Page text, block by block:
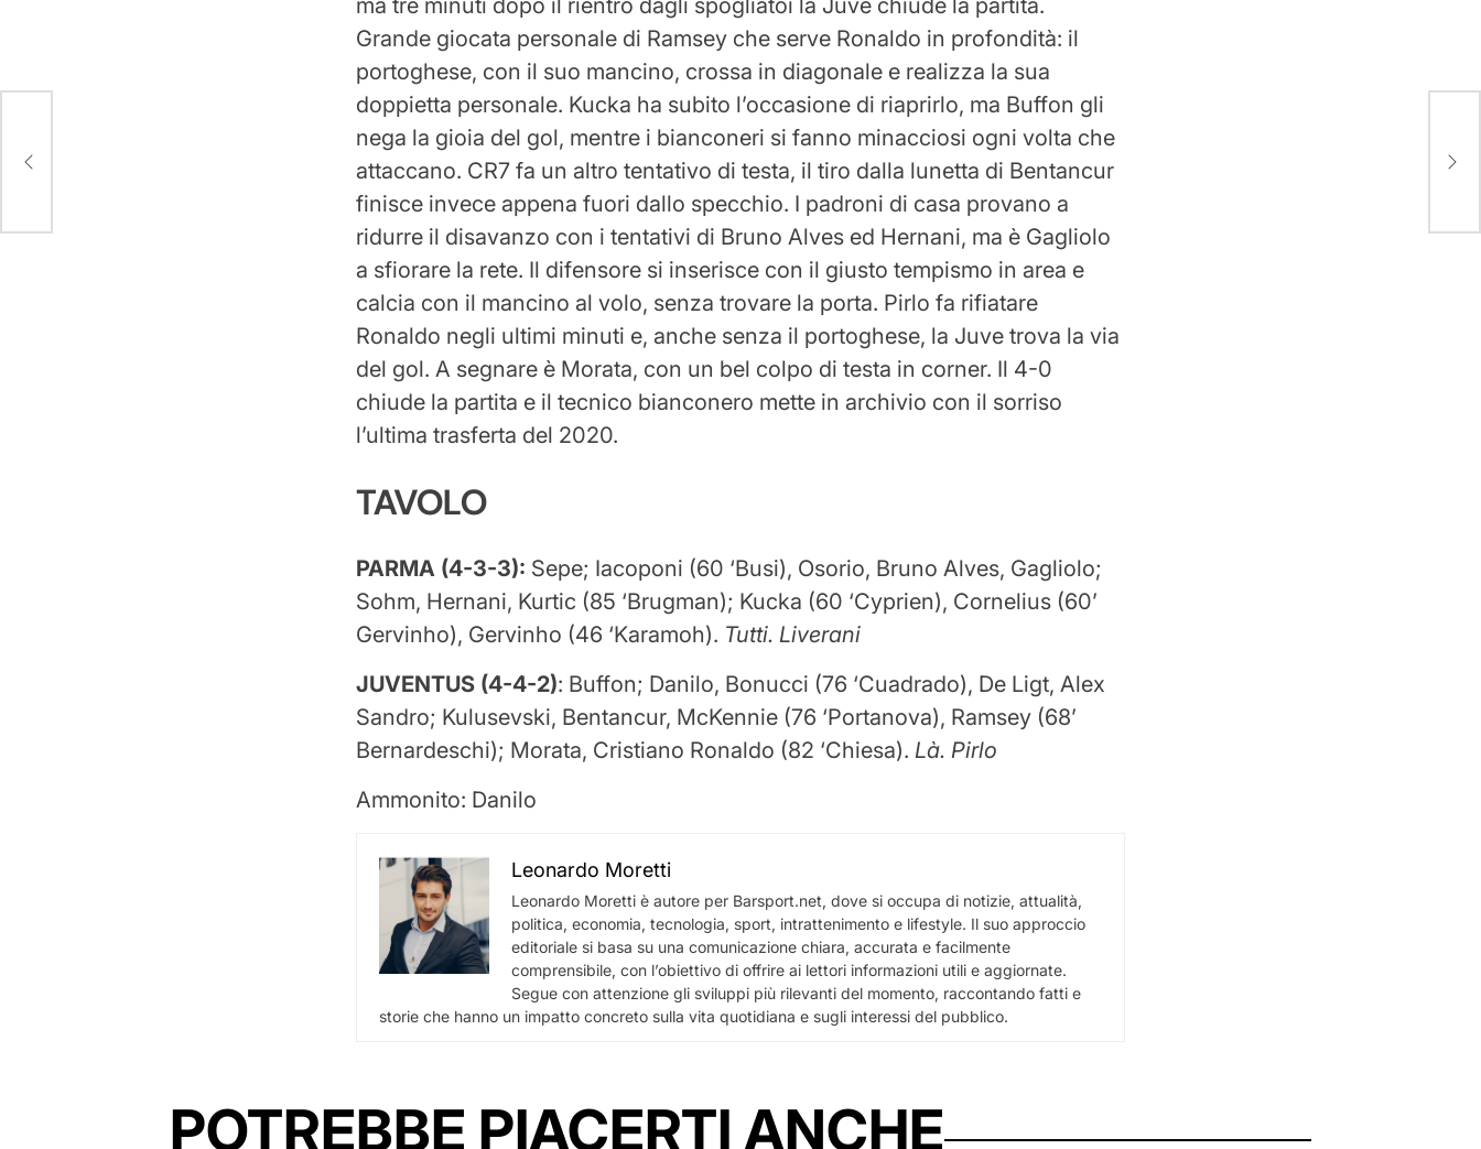
ma tre minuti dopo il rientro dagli spogliatoi la Juve chiude la partita.
Grande giocata personale di Ramsey che serve Ronaldo in profondità: il
portoghese, con il suo mancino, crossa in diagonale e realizza la sua
doppietta personale. Kucka ha subito l’occasione di riaprirlo, ma Buffon gli
nega la gioia del gol, mentre i bianconeri si fanno minacciosi ogni volta che
attaccano. CR7 fa un altro tentativo di testa, il tiro dalla lunetta di Bentancur
finisce invece appena fuori dallo specchio. I padroni di casa provano a
ridurre il disavanzo con i tentativi di Bruno Alves ed Hernani, ma è Gagliolo
a sfiorare la rete. Il difensore si inserisce con il giusto tempismo in area e
calcia con il mancino al volo, senza trovare la porta. Pirlo fa rifiatare
Ronaldo negli ultimi minuti e, anche senza il portoghese, la Juve trova la via
del gol. A segnare è Morata, con un bel colpo di testa in corner. Il 4-0
chiude la partita e il tecnico bianconero mette in archivio con il sorriso
l’ultima trasferta del 2020.
TAVOLO
PARMA (4-3-3): Sepe; Iacoponi (60 ‘Busi), Osorio, Bruno Alves, Gagliolo;
Sohm, Hernani, Kurtic (85 ‘Brugman); Kucka (60 ‘Cyprien), Cornelius (60’
Gervinho), Gervinho (46 ‘Karamoh). Tutti. Liverani
JUVENTUS (4-4-2): Buffon; Danilo, Bonucci (76 ‘Cuadrado), De Ligt, Alex
Sandro; Kulusevski, Bentancur, McKennie (76 ‘Portanova), Ramsey (68’
Bernardeschi); Morata, Cristiano Ronaldo (82 ‘Chiesa).Là. Pirlo
Ammonito: Danilo
Leonardo Moretti
Leonardo Moretti è autore per Barsport.net, dove si occupa di notizie, attualità,
politica, economia, tecnologia, sport, intrattenimento e lifestyle. Il suo approccio
editoriale si basa su una comunicazione chiara, accurata e facilmente
comprensibile, con l’obiettivo di offrire ai lettori informazioni utili e aggiornate.
Segue con attenzione gli sviluppi più rilevanti del momento, raccontando fatti e
storie che hanno un impatto concreto sulla vita quotidiana e sugli interessi del pubblico.
POTREBBE PIACERTI ANCHE